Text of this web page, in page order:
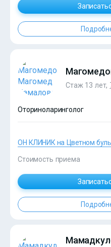
?>
Стаж 13 лет,
Оториноларинголог
ОН КЛИНИК на Цветном
Стоимость приема